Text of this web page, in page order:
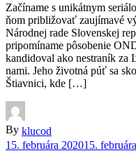
Začíname s unikátnym
ňom približovať zaujímavé
Národnej rade Slovenskej
pripomíname pôsobenie
kandidoval ako nestraník za
nami. Jeho životná púť sa
Štiavnici, kde […]
By klucod
15. februára 202015.